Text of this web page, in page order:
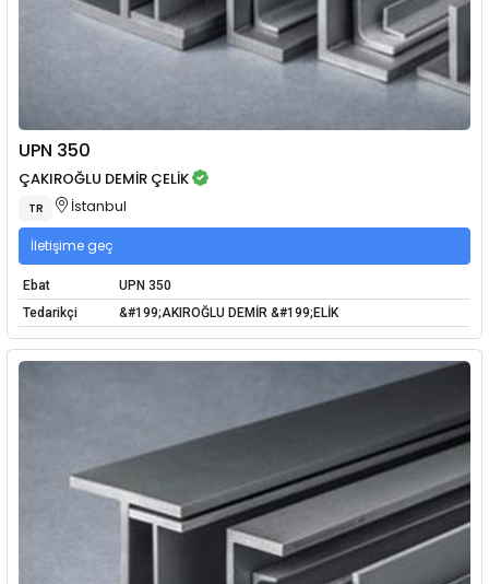
UPN 350
ÇAKIROĞLU DEMİR ÇELİK
TR İstanbul
İletişime geç
Ebat
UPN 350
Tedarikçi
&#199;AKIROĞLU DEMİR &#199;ELİK